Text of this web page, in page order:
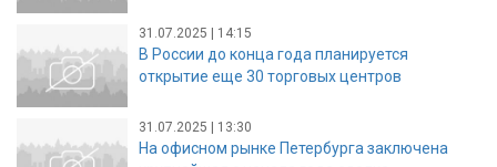
31.07.2025 | 14:15
В России до конца года планируется
открытие еще 30 торговых центров
31.07.2025 | 13:30
На офисном рынке Петербурга заключена